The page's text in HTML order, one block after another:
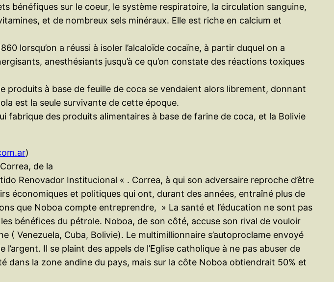
bénéfiques sur le coeur, le système respiratoire, la circulation sanguine,
et de nombreux sels minéraux. Elle est riche en calcium et
lorsqu’on a réussi à isoler l’alcaloïde cocaïne, à partir duquel on a
anesthésiants jusqu’à ce qu’on constate des réactions toxiques
à base de feuille de coca se vendaient alors librement, donnant
est la seule survivante de cette époque.
fabrique des produits alimentaires à base de farine de coca, et la Bolivie
)
de la
Renovador Institucional « . Correa, à qui son adversaire reproche d’être
économiques et politiques qui ont, durant des années, entraîné plus de
que Noboa compte entreprendre, » La santé et l’éducation ne sont pas
bénéfices du pétrole. Noboa, de son côté, accuse son rival de vouloir
( Venezuela, Cuba, Bolivie). Le multimillionnaire s’autoproclame envoyé
Il se plaint des appels de l’Eglise catholique à ne pas abuser de
dans la zone andine du pays, mais sur la côte Noboa obtiendrait 50% et